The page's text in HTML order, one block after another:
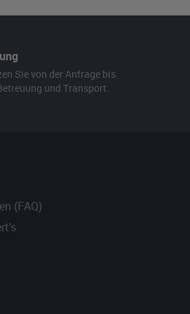
Sie von der Anfrage bis
und Transport.
(FAQ)